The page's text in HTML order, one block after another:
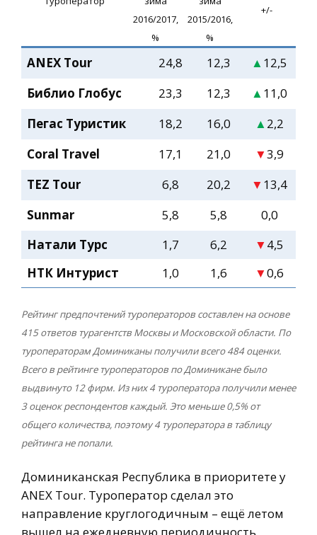
2016/2017,
%
2015/2016,
%
+/-
ANEX Tour 24,8 12,3 ▲12,5
Библио Глобус
23,3 12,3 ▲11,0
Пегас Туристик
18,2 16,0 ▲2,2
Coral Travel
17,1 21,0 ▼3,9
TEZ Tour
6,8 20,2 ▼13,4
Sunmar
5,8 5,8
0,0
Натали Турс
1,7 6,2 ▼4,5
НТК Интурист
1,0 1,6 ▼0,6
Рейтинг предпочтений туроператоров составлен на основе
415 ответов турагентств Москвы и Московской области. По
туроператорам Доминиканы получили всего 484 оценки.
Всего в рейтинге туроператоров по Доминикане было
выдвинуто 12 фирм. Из них 4 туроператора получили менее
3 оценок респондентов каждый. Это меньше 0,5% от
общего количества, поэтому 4 туроператора в таблицу
рейтинга не попали.
Доминиканская Республика в приоритете у
ANEX Tour. Туроператор сделал это
направление круглогодичным – ещё летом
вышел на ежедневную периодичность